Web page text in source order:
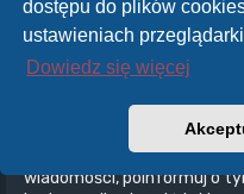
dostępu do plików
ustawieniach
Dowiedz się więcej
Na górę
W panelu użytkownika
ustawić automatyczne
nadawcy. Jeżeli
wiadomości, poinformuj o